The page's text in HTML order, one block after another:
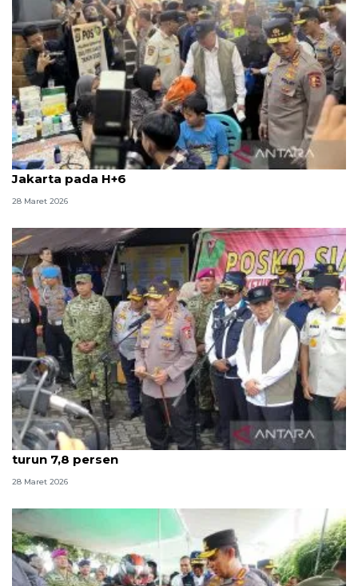
Kapolri sebut 2.561.629 pemudik sudah kembali ke
Jakarta pada H+6
28 Maret 2026
Kapolri: Puncak arus balik terlewati, kecelakaan
turun 7,8 persen
28 Maret 2026